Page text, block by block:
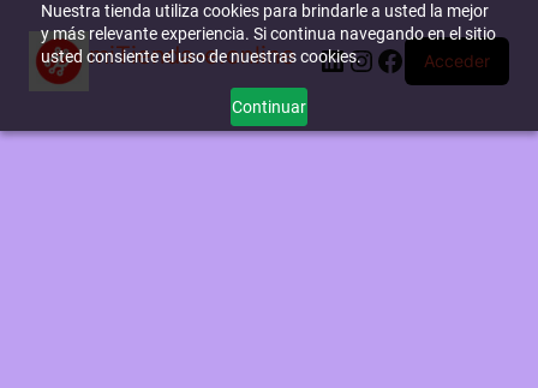
Nuestra tienda utiliza cookies para brindarle a usted la mejor
y más relevante experiencia. Si continua navegando en el sitio
usted consiente el uso de nuestras cookies.
Continuar
miTienda-e.online LinkedIn
Instagram
Facebook
Acceder